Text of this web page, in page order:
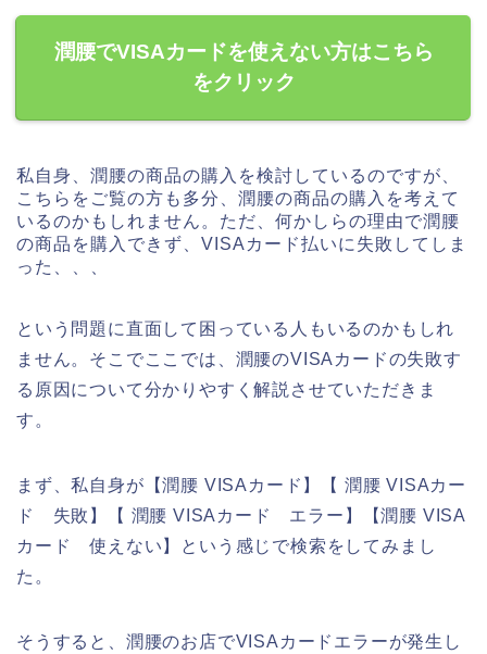
潤腰でVISAカードを使えない方はこちら
をクリック
私自身、潤腰の商品の購入を検討しているのですが、
こちらをご覧の方も多分、潤腰の商品の購入を考えて
いるのかもしれません。ただ、何かしらの理由で潤腰
の商品を購入できず、VISAカード払いに失敗してしま
った、、、
という問題に直面して困っている人もいるのかもしれ
ません。そこでここでは、潤腰のVISAカードの失敗す
る原因について分かりやすく解説させていただきま
す。
まず、私自身が【潤腰 VISAカード】【 潤腰 VISAカー
ド 失敗】【 潤腰 VISAカード エラー】【潤腰 VISA
カード 使えない】という感じで検索をしてみまし
た。
そうすると、潤腰のお店でVISAカードエラーが発生し